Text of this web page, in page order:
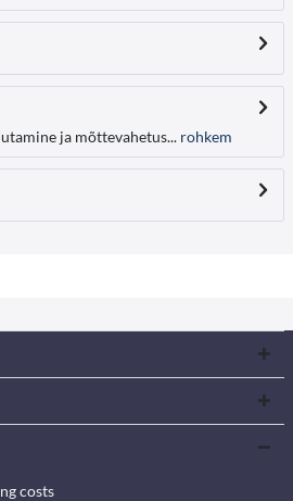
ja mõttevahetus... rohkem
costs